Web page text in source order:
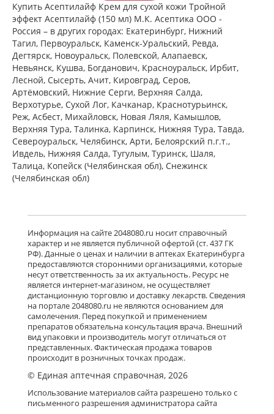
Купить Асептилайф Крем для сухой кожи Тройной
эффект Асептилайф (150 мл) М.К. Асептика ООО -
Россия – в других городах: Екатеринбург, Нижний
Тагил, Первоуральск, Каменск-Уральский, Ревда,
Дегтярск, Новоуральск, Полевской, Алапаевск,
Невьянск, Кушва, Богданович, Красноуральск, Ирбит,
Лесной, Сысерть, Ачит, Кировград, Серов,
Артёмовский, Нижние Cерги, Верхняя Салда,
Верхотурье, Сухой Лог, Качканар, Краснотурьинск,
Реж, Асбест, Михайловск, Новая Ляля, Камышлов,
Верхняя Тура, Талинка, Карпинск, Нижняя Тура, Тавда,
Североуральск, Челябинск, Арти, Белоярский п.г.т.,
Ивдель, Нижняя Салда, Тугулым, Туринск, Шаля,
Талица, Копейск (Челябинская обл), Снежинск
(Челябинская обл)
Информация на сайте 2048080.ru носит справочный
характер и не является публичной офертой (ст. 437 ГК
РФ). Данные о ценах и наличии в аптеках Екатеринбурга
предоставляются сторонними организациями, которые
несут ответственность за их актуальность. Ресурс не
является интернет-магазином, не осуществляет
дистанционную торговлю и доставку лекарств. Сведения
на портале 2048080.ru не являются основанием для
самолечения. Перед покупкой и применением
препаратов обязательна консультация врача. Внешний
вид упаковки и производитель могут отличаться от
представленных. Фактическая продажа товаров
происходит в розничных точках продаж.
© Единая аптечная справочная, 2026
Использование материалов сайта разрешено только с
письменного разрешения администратора сайта